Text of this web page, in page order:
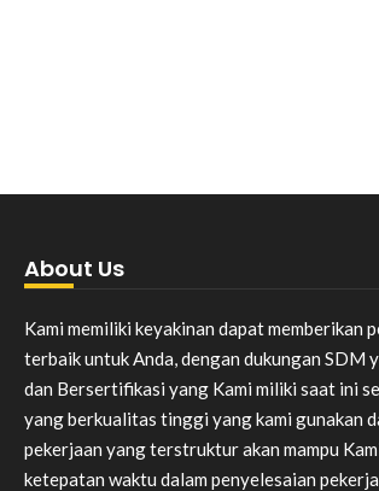
About Us
Kami memiliki keyakinan dapat memberikan
terbaik untuk Anda, dengan dukungan SDM
dan Bersertifikasi yang Kami miliki saat ini
yang berkualitas tinggi yang kami gunakan
pekerjaan yang terstruktur akan mampu
ketepatan waktu dalam penyelesaian